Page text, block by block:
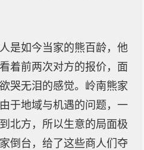
是如今当家的熊百龄，他
着前两次对方的报价，面
哭无泪的感觉。岭南熊家
于地域与机遇的问题，一
北方，所以生意的局面极
倒台，给了这些商人们夺